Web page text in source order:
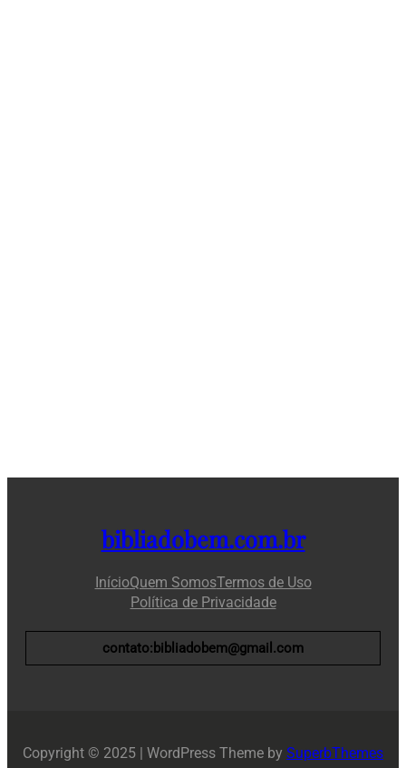
bibliadobem.com.br
InícioQuem SomosTermos de Uso
Política de Privacidade
contato:bibliadobem@gmail.com
Copyright © 2025 | WordPress Theme by SuperbThemes